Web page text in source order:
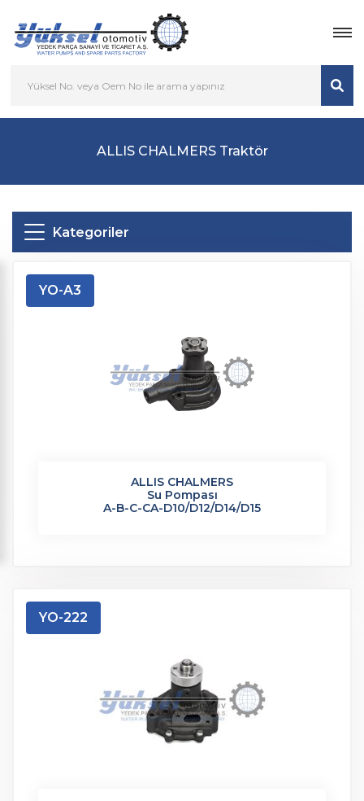
ALLIS CHALMERS Traktör
Kategoriler
ALLIS CHALMERS
Su Pompası
A-B-C-CA-D10/D12/D14/D15
YO-A3
YO-222